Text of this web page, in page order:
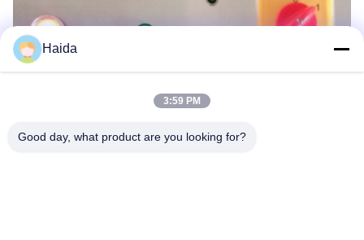
Haida
3:59 PM
Good day, what product are you looking for?